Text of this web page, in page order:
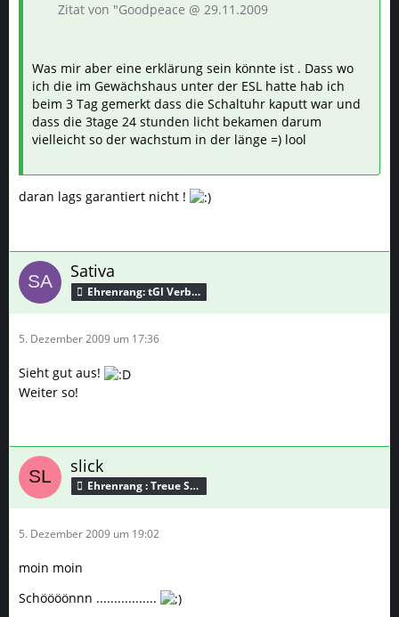
Zitat von "Goodpeace @ 29.11.2009
Was mir aber eine erklärung sein könnte ist . Dass wo
ich die im Gewächshaus unter der ESL hatte hab ich
beim 3 Tag gemerkt dass die Schaltuhr kaputt war und
dass die 3tage 24 stunden licht bekamen darum
vielleicht so der wachstum in der länge =) lool
daran lags garantiert nicht !
Sativa
Ehrenrang: tGl Verbündeter
5. Dezember 2009 um 17:36
Sieht gut aus!
Weiter so!
slick
Ehrenrang : Treue Seele
5. Dezember 2009 um 19:02
moin moin
Schöööönnn .................